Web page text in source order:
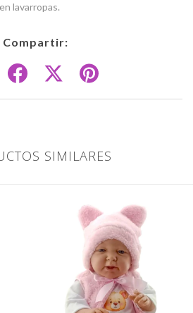
lavarropas.
Compartir:
SIMILARES